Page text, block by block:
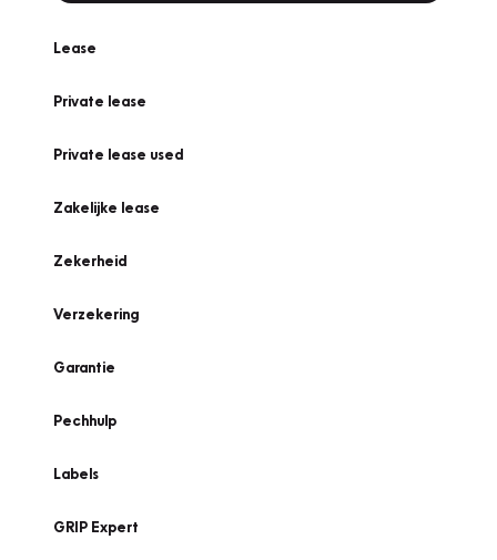
Lease
Private lease
Private lease used
Zakelijke lease
Zekerheid
Verzekering
Garantie
Pechhulp
Labels
GRIP Expert